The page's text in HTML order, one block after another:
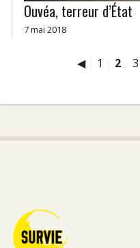
Ouvéa, terreur d’État
7 mai 2018
◀| 1 2| 3